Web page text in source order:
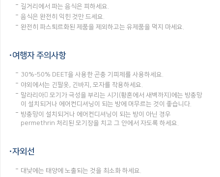
길거리에서 파는 음식은 피하세요.
음식은 완전히 익힌 것만 드세요.
완전히 파스퇴르화된 제품을 제외하고는 유제품을 먹지 마세요.
여행자 주의사항
30%-50% DEET을 사용한 곤충 기피제를 사용하세요.
야외에서는 긴팔옷, 긴바지, 모자를 착용하세요.
말라리아 모기가 극성을 부리는 시기(황혼에서 새벽까지)에는 방충망
이 설치되거나 에어컨디셔닝이 되는 방에 머무르는 것이 좋습니다.
방충망이 설치되거나 에어컨디셔닝이 되는 방이 아닌 경우
permethrin 처리된 모기장을 치고 그 안에서 자도록 하세요.
자외선
대낮에는 태양에 노출되는 것을 최소화 하세요.